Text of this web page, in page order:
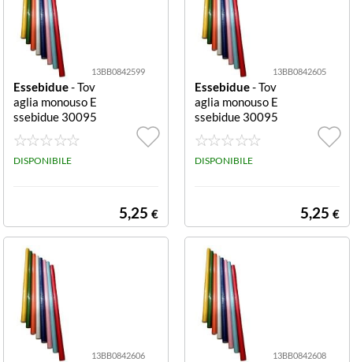
13BB0842599
Essebidue- Tov
aglia monouso E
ssebidue 30095
8VE Verde
DISPONIBILE
5,25 €
13BB0842605
Essebidue- Tov
aglia monouso E
ssebidue 30095
8AR Arancio
DISPONIBILE
5,25 €
13BB0842606 13BB0842608